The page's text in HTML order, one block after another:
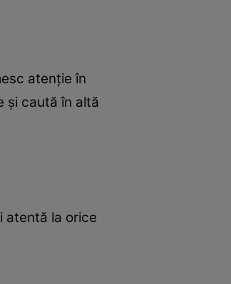
atenţie în
şi caută în altă
atentă la orice